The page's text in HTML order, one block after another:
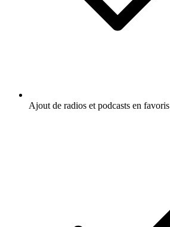
Ajout de radios et podcasts en favoris